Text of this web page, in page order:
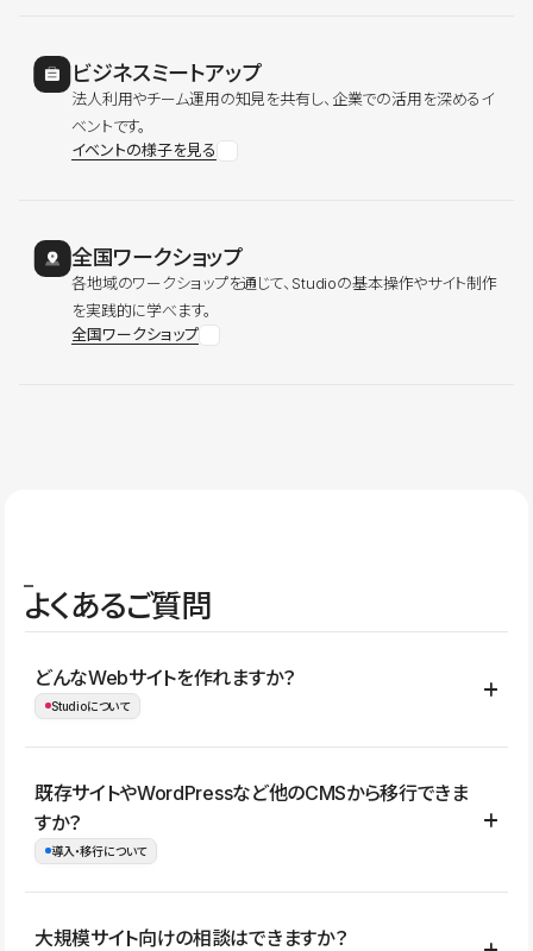
ビジネスミートアップ
法人利用やチーム運用の知見を共有し、企業での活用を深めるイ
ベントです。
イベントの様子を見る
全国ワークショップ
各地域のワークショップを通じて、Studioの基本操作やサイト制作
を実践的に学べます。
全国ワークショップ
よくあるご質問
どんなWebサイトを作れますか？
Studioについて
コーポレートサイト、サービスサイト、LP、採用サイト、ブロ
グ・メディア、イベントサイト、店舗・商品紹介サイト、ポートフ
ォリオなど幅広く制作できます。
既存サイトやWordPressなど他のCMSから移行できま
すか？
導入・移行について
はい。既存サイトの構成やコンテンツ、URLを整理したうえで、
大規模サイト向けの相談はできますか？